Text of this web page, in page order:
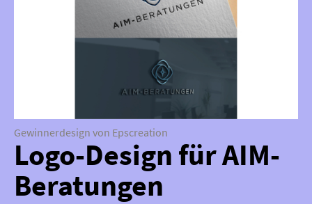
Gewinnerdesign von Epscreation
Logo-Design für AIM-
Beratungen